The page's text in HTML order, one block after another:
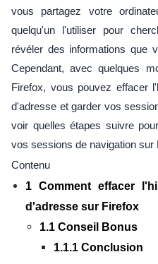
vous partagez votre
quelqu'un l'utiliser pour
révéler des informations que
Cependant, avec quelques
Firefox, vous pouvez effacer
d'adresse et garder vos
voir quelles étapes suivre
vos sessions de navigation sur
Contenu
1 Comment effacer
d'adresse sur Firefox
1.1 Conseil Bonus
1.1.1 Conclusion